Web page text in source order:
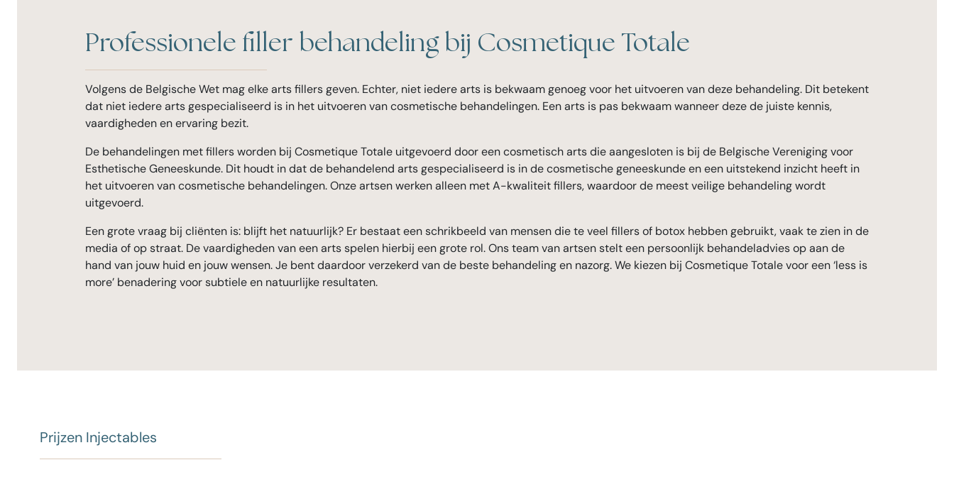
Professionele filler behandeling bij Cosmetique Totale
Volgens de Belgische Wet mag elke arts fillers geven. Echter, niet iedere arts is bekwaam genoeg voor het uitvoeren van deze behandeling. Dit betekent
dat niet iedere arts gespecialiseerd is in het uitvoeren van cosmetische behandelingen. Een arts is pas bekwaam wanneer deze de juiste kennis,
vaardigheden en ervaring bezit.
De behandelingen met fillers worden bij Cosmetique Totale uitgevoerd door een cosmetisch arts die aangesloten is bij de Belgische Vereniging voor
Esthetische Geneeskunde. Dit houdt in dat de behandelend arts gespecialiseerd is in de cosmetische geneeskunde en een uitstekend inzicht heeft in
het uitvoeren van cosmetische behandelingen. Onze artsen werken alleen met A-kwaliteit fillers, waardoor de meest veilige behandeling wordt
uitgevoerd.
Een grote vraag bij cliënten is: blijft het natuurlijk? Er bestaat een schrikbeeld van mensen die te veel fillers of botox hebben gebruikt, vaak te zien in de
media of op straat. De vaardigheden van een arts spelen hierbij een grote rol. Ons team van artsen stelt een persoonlijk behandeladvies op aan de
hand van jouw huid en jouw wensen. Je bent daardoor verzekerd van de beste behandeling en nazorg. We kiezen bij Cosmetique Totale voor een ‘less is
more’ benadering voor subtiele en natuurlijke resultaten.
Prijzen Injectables